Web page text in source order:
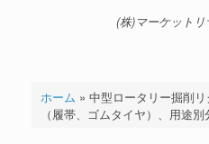
(株)マーケット
ホーム » 中型ロータリー掘削
（履帯、ゴムタイヤ）、用途別